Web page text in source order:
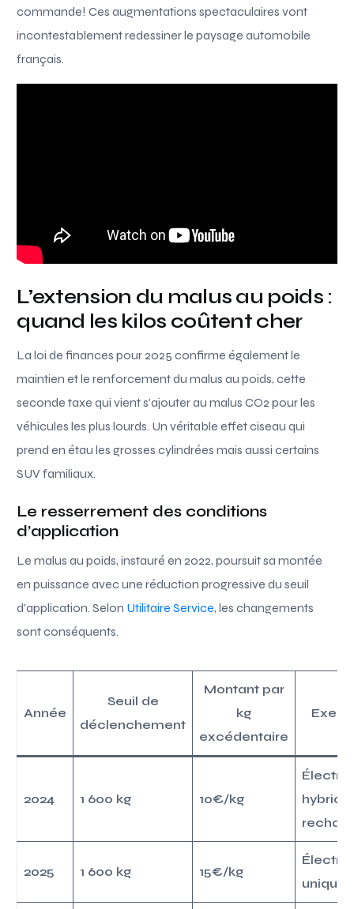
commande! Ces augmentations spectaculaires vont
incontestablement redessiner le paysage automobile
français.
L’extension du malus au poids :
quand les kilos coûtent cher
La loi de finances pour 2025 confirme également le
maintien et le renforcement du malus au poids, cette
seconde taxe qui vient s’ajouter au malus CO2 pour les
véhicules les plus lourds. Un véritable effet ciseau qui
prend en étau les grosses cylindrées mais aussi certains
SUV familiaux.
Le resserrement des conditions
d’application
Le malus au poids, instauré en 2022, poursuit sa montée
en puissance avec une réduction progressive du seuil
d’application. Selon Utilitaire Service, les changements
sont conséquents.
Année
Seuil de
déclenchement
Montant par
kg
excédentaire
2024 1 600 kg 10€/kg
2025 1 600 kg 15€/kg